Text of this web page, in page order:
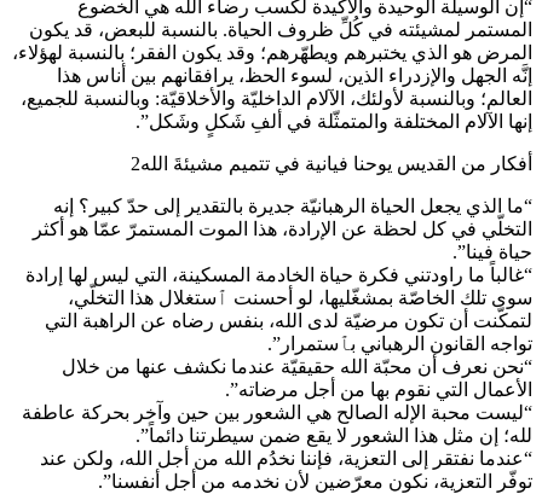
“إن الوسيلة الوحيدة والأكيدة لكسب رضاء الله هي الخضوع
المستمر لمشيئته في كُلِّ ظروف الحياة. بالنسبة للبعض، قد يكون
المرض هو الذي يختبرهم ويطهّرهم؛ وقد يكون الفقر؛ بالنسبة لهؤلاء،
إنَّه الجهل والإزدراء الذين، لسوء الحظ، يرافقانهم بين أناس هذا
العالم؛ وبالنسبة لأولئك، الآلام الداخليّة والأخلاقيّة: وبالنسبة للجميع،
إنها الآلام المختلفة والمتمثّلة في ألفِ شَكلٍ وشَكل”.
أفكار من القديس يوحنا فيانية في تتميم مشيئةَ الله2
“ما الذي يجعل الحياة الرهبانيّة جديرة بالتقدير إلى حدّ كبير؟ إنه
التخلّي في كل لحظة عن الإرادة، هذا الموت المستمرّ عمّا هو أكثر
حياة فينا”.
“غالباً ما راودتني فكرة حياة الخادمة المسكينة، التي ليس لها إرادة
سوى تلك الخاصّة بمشغّليها، لو أحسنت ٱستغلال هذا التخلّي،
لتمكّنت أن تكون مرضيّة لدى الله، بنفس رضاه عن الراهبة التي
تواجه القانون الرهباني بٱستمرار”.
“نحن نعرف أن محبّة الله حقيقيّة عندما نكشف عنها من خلال
الأعمال التي نقوم بها من أجل مرضاته”.
“ليست محبة الإله الصالح هي الشعور بين حين وآخر بحركة عاطفة
لله؛ إن مثل هذا الشعور لا يقع ضمن سيطرتنا دائماً”.
“عندما نفتقر إلى التعزية، فإننا نخدُم الله من أجل الله، ولكن عند
توفّر التعزية، نكون معرّضين لأن نخدمه من أجل أنفسنا”.